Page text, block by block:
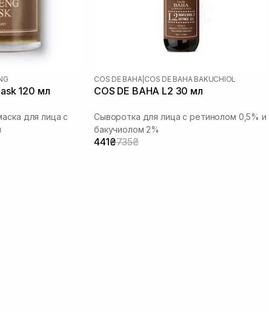
120 мл
для лица с
COS DE BAHA COS DE BAHA BAKUCHIOL
COS DE BAHA L2 30 мл
Сыворотка для лица с ретинолом 0,5% и
бакучиолом 2%
441₴735₴